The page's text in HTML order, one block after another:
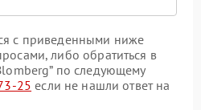
с приведенными ниже
либо обратиться в
по следующему
25 если не нашли ответ на